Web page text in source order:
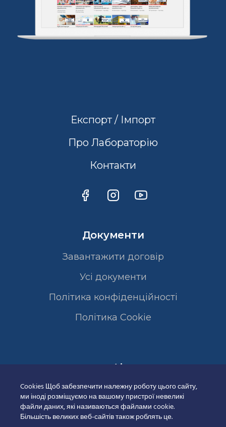
Експорт / Імпорт
Про Лабораторію
Контакти
Документи
Завантажити договір
Усі документи
Політика конфіденційності
Полiтика Cookie
Сертифікати
Cookies Щоб забезпечити належну роботу цього сайту,
ми іноді розміщуємо на вашому пристрої невеликі
файли даних, які називаються файлами cookie.
Більшість великих веб-сайтів також роблять це.